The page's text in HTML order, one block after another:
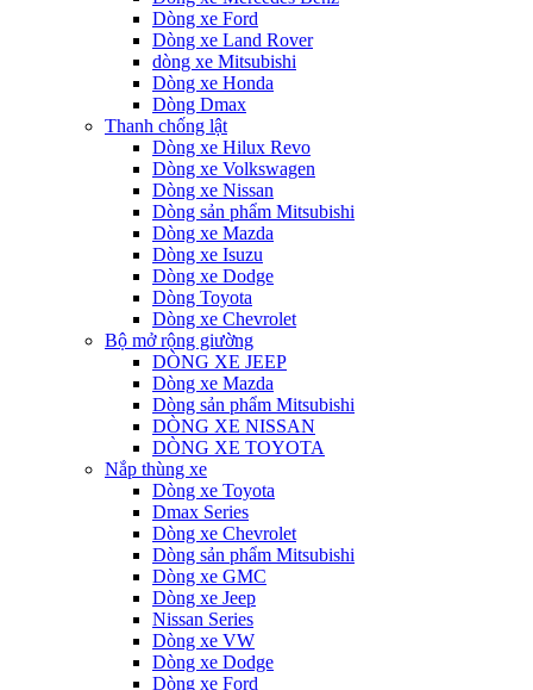
Dòng xe Ford
Dòng xe Land Rover
dòng xe Mitsubishi
Dòng xe Honda
Dòng Dmax
Thanh chống lật
Dòng xe Hilux Revo
Dòng xe Volkswagen
Dòng xe Nissan
Dòng sản phẩm Mitsubishi
Dòng xe Mazda
Dòng xe Isuzu
Dòng xe Dodge
Dòng Toyota
Dòng xe Chevrolet
Bộ mở rộng giường
DÒNG XE JEEP
Dòng xe Mazda
Dòng sản phẩm Mitsubishi
DÒNG XE NISSAN
DÒNG XE TOYOTA
Nắp thùng xe
Dòng xe Toyota
Dmax Series
Dòng xe Chevrolet
Dòng sản phẩm Mitsubishi
Dòng xe GMC
Dòng xe Jeep
Nissan Series
Dòng xe VW
Dòng xe Dodge
Dòng xe Ford